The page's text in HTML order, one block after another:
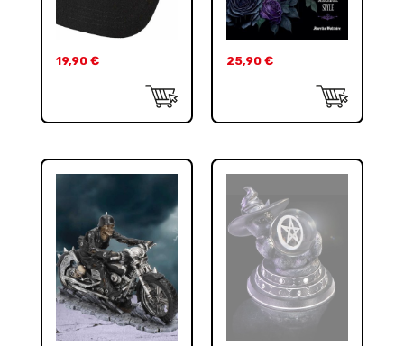
19,90 € 25,90 €